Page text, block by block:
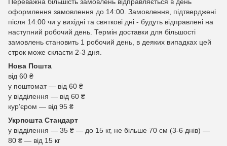
Переважна більшість замовлень відправляється в день
оформлення замовлення до 14:00. Замовлення, підтверджені
після 14:00 чи у вихідні та святкові дні - будуть відправлені на
наступний робочий день. Термін доставки для більшості
замовлень становить 1 робочий день, в деяких випадках цей
строк може скласти 2-3 дня.
Нова Пошта
від 60 ₴
у поштомат — від 60 ₴
у відділення — від 60 ₴
курʼєром — від 95 ₴
Укрпошта Стандарт
у відділення — 35 ₴ — до 15 кг, не більше 70 см (3-6 днів) —
80 ₴ — від 15 кг